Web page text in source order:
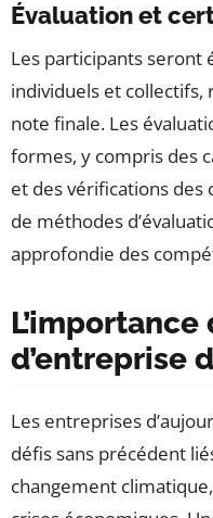
Évaluation et
Les participants seront
individuels et collectifs,
note finale. Les
formes, y compris des
et des vérifications des
de méthodes
approfondie des
d’entreprise
Les entreprises
défis sans précédent
changement